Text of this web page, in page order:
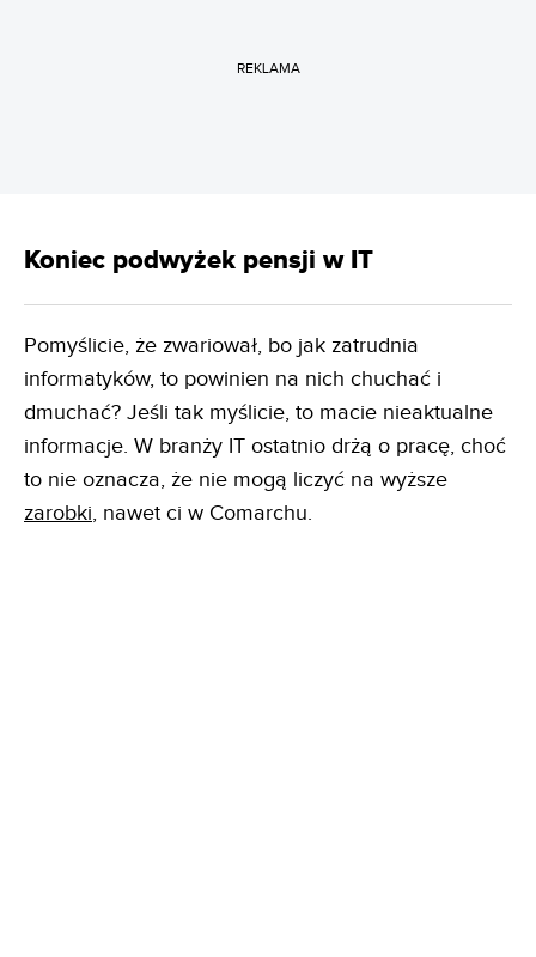
REKLAMA
Koniec podwyżek pensji w IT
Pomyślicie, że zwariował, bo jak zatrudnia
informatyków, to powinien na nich chuchać i
dmuchać? Jeśli tak myślicie, to macie nieaktualne
informacje. W branży IT ostatnio drżą o pracę, choć
to nie oznacza, że nie mogą liczyć na wyższe
zarobki, nawet ci w Comarchu.